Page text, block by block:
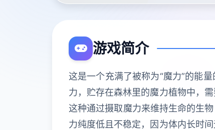
游戏简介
这是一个充满了被称为“魔力”的能
力，贮存在森林里的魔力植物中，
这种通过摄取魔力来维持生命的生
力纯度低且不稳定，因为体内长时